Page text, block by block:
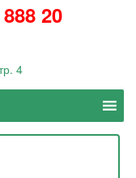
20
4